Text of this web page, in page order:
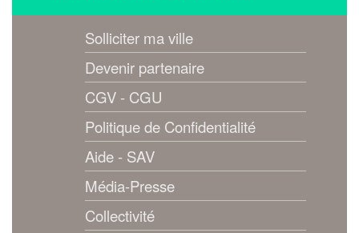
Solliciter ma ville
Devenir partenaire
CGV - CGU
Politique de Confidentialité
Aide - SAV
Média-Presse
Collectivité